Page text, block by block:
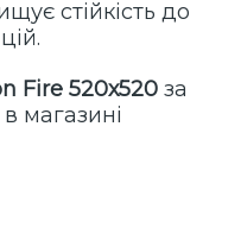
стійкість до
Fire 520х520 за
магазині